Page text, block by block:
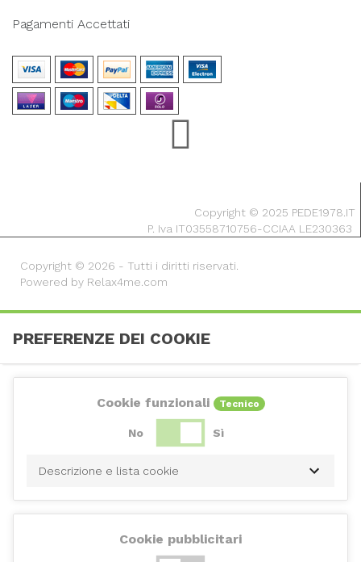
Pagamenti Accettati
Copyright © 2025 PEDE1978.IT
P. Iva IT03558710756-CCIAA LE230363
Copyright © 2026 - Tutti i diritti riservati.
Powered by Relax4me.com
PREFERENZE DEI COOKIE
Cookie funzionali Tecnico
No Sì
Descrizione e lista cookie
Cookie pubblicitari